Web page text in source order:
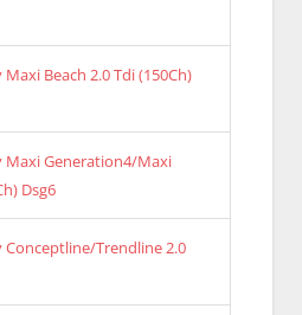
Beach 2.0 Tdi (150Ch)
Maxi Generation4/Maxi
Dsg6
Conceptline/Trendline 2.0